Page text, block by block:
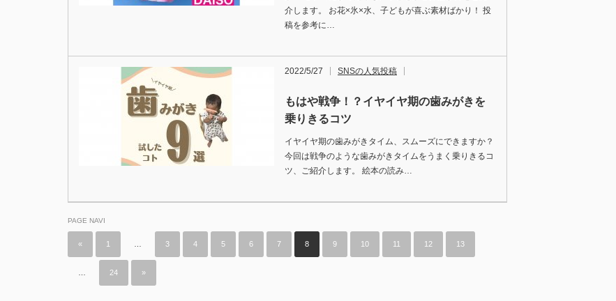
介します。 お花×氷×水、子どもが喜ぶ素材ばかり！ 投
稿を参考に…
2022/5/27 SNSの人気投稿
もはや戦争！？イヤイヤ期の歯みがきを
乗りきるコツ
イヤイヤ期の歯みがきタイム、スムーズにできますか？
今回は戦争のような歯みがきタイムをうまく乗りきるコ
ツ、ご紹介します。 絵本の読み…
PAGE NAVI
« 1 3 4 5 6 7 8 9 10 11 12 13
24 »